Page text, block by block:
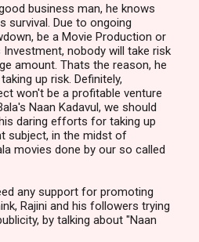
business man, he knows
survival. Due to ongoing
be a Movie Production or
nobody will take risk
amount. Thats the reason, he
up risk. Definitely,
won't be a profitable venture
Naan Kadavul, we should
daring efforts for taking up
subject, in the midst of
movies done by our so called
any support for promoting
Rajini and his followers trying
by talking about "Naan